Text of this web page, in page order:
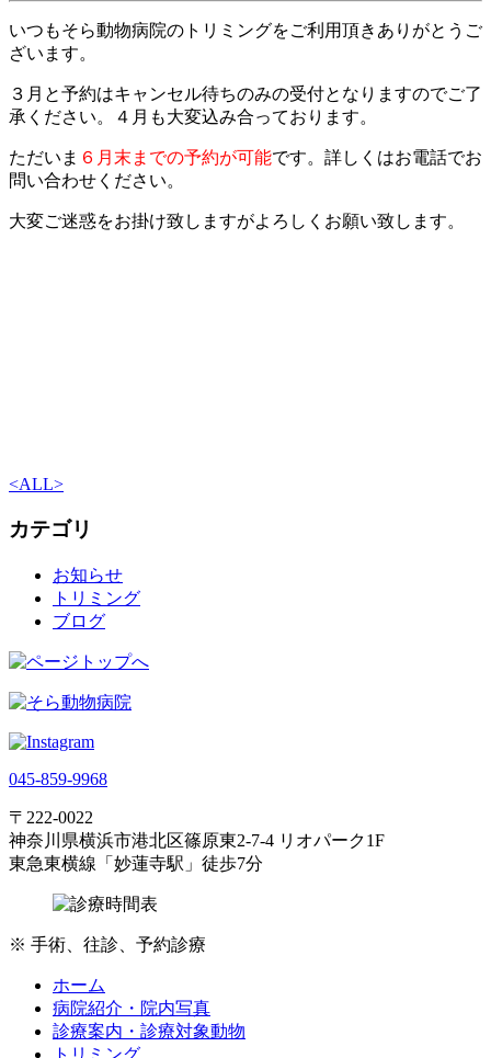
いつもそら動物病院のトリミングをご利用頂きありがとうご
ざいます。
３月と予約はキャンセル待ちのみの受付となりますのでご了
承ください。４月も大変込み合っております。
ただいま ６月末までの予約が可能です。詳しくはお電話でお
問い合わせください。
大変ご迷惑をお掛け致しますがよろしくお願い致します。
<ALL>
カテゴリ
お知らせ
トリミング
ブログ
045-859-9968
〒222-0022
神奈川県横浜市港北区篠原東2-7-4 リオパーク1F
東急東横線「妙蓮寺駅」徒歩7分
※ 手術、往診、予約診療
ホーム
病院紹介・院内写真
診療案内・診療対象動物
トリミング